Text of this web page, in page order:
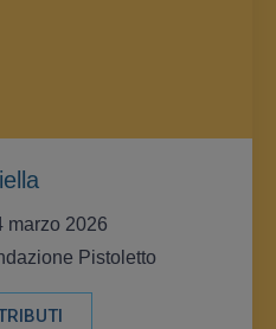
marzo 2026
Pistoletto